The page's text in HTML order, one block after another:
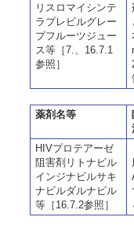
リスロマイシンテ
ラプレビルグレー
プフルーツジュー
ス等［7.、16.7.1
参照］
薬剤名等
HIVプロテアーゼ
阻害剤リトナビル
インジナビルサキ
ナビルダルナビル
等［16.7.2参照］